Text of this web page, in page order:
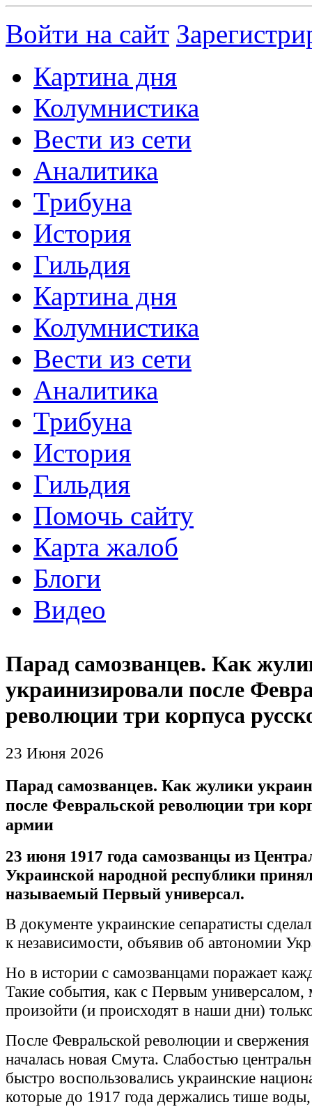
Войти на сайт
Картина дня
Колумнистика
Вести из сети
Аналитика
Трибуна
История
Гильдия
Картина дня
Колумнистика
Вести из сети
Аналитика
Трибуна
История
Гильдия
Помочь сайту
Карта жалоб
Блоги
Видео
Парад самозванцев. Как
украинизировали после
революции три корпуса
23 Июня 2026
Парад самозванцев. Как жулики
после Февральской революции три
армии
23 июня 1917 года самозванцы из
Украинской народной республики
называемый Первый универсал.
В документе украинские сепаратисты
к независимости, объявив об автономии
Но в истории с самозванцами поражает
Такие события, как с Первым универсалом,
произойти (и происходят в наши дни)
После Февральской революции и
началась новая Смута. Слабостью
быстро воспользовались украинские
которые до 1917 года держались тише